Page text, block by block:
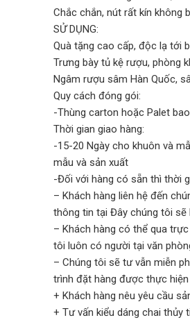
Chắc chắn, nút rất kín không
SỬ DỤNG:
Quà tặng cao cấp, độc lạ tới
Trưng bày tủ kệ rượu, phòng
Ngâm rượu sâm Hàn Quốc,
Quy cách đóng gói:
-Thùng carton hoặc Palet
Thời gian giao hàng:
-15-20 Ngày cho khuôn và
mẫu và sản xuất
-Đối với hàng có sẵn thì thời
– Khách hàng liên hệ đến
thông tin tại Đây chúng tôi sẽ
– Khách hàng có thể qua
tôi luôn có người tại văn
– Chúng tôi sẽ tư vẫn miễn
trình đặt hàng được thực
+ Khách hàng nêu yêu cầu
+ Tư vấn kiểu dáng chai thủy